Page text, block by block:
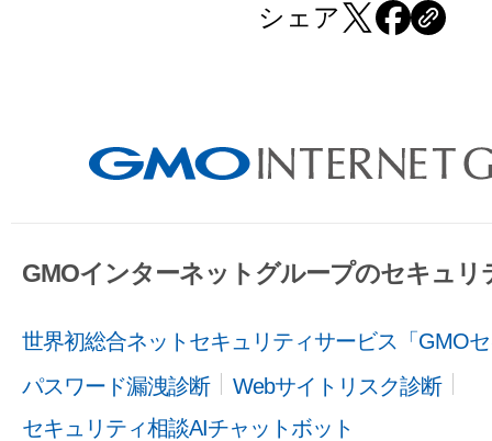
シェア
GMOインターネットグループのセキュリ
世界初総合ネットセキュリティサービス「GMO
パスワード漏洩診断
Webサイトリスク診断
セキュリティ相談AIチャットボット